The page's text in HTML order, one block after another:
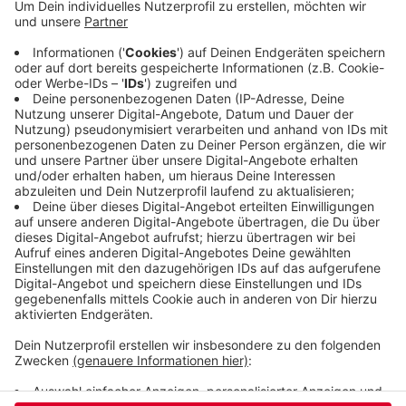
man die Saison mit einem Benefiz-Flohmarkt
zugunsten des Bades beenden. Die bisherige
Saison war in beiden Bädern wegen des
durchwachsenen Wetters nicht gut. Das Freibad
Neuenhof bleibt wie gewohnt noch länger auf, weil
es beheizt ist.
Veröffentlicht:Dienstag, 27.08.2024 14:11
Anzeige
Anzeige